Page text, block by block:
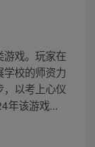
游戏。玩家在
校的师资力
以考上心仪
年该游戏...